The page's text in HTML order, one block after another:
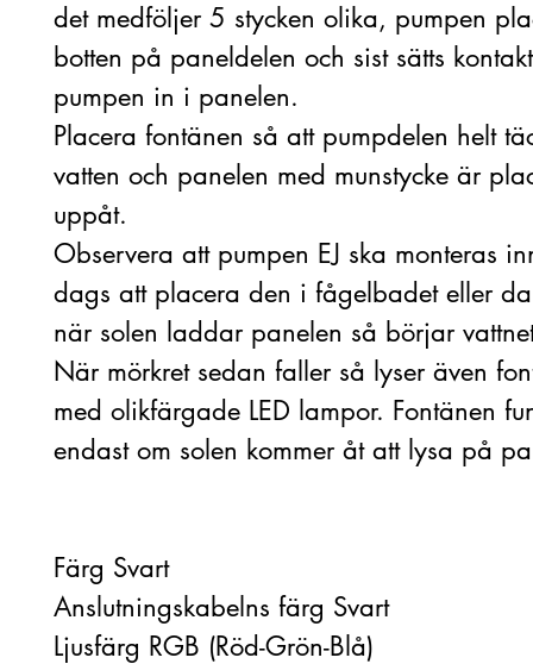
det medföljer 5 stycken olika, pumpen
botten på paneldelen och sist sätts
pumpen in i panelen.
Placera fontänen så att pumpdelen helt
vatten och panelen med munstycke är
uppåt.
Observera att pumpen EJ ska monteras
dags att placera den i fågelbadet eller
när solen laddar panelen så börjar
När mörkret sedan faller så lyser även
med olikfärgade LED lampor. Fontänen
endast om solen kommer åt att lysa på
Färg Svart
Anslutningskabelns färg Svart
Ljusfärg RGB (Röd-Grön-Blå)